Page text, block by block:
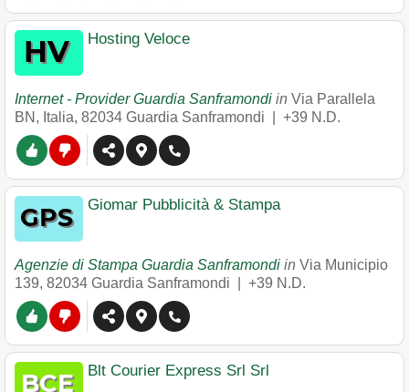
Hosting Veloce
Internet - Provider Guardia Sanframondi in Via Parallela
BN, Italia, 82034 Guardia Sanframondi +39 N.D.
Giomar Pubblicità & Stampa
Agenzie di Stampa Guardia Sanframondi in Via Municipio
139, 82034 Guardia Sanframondi +39 N.D.
Blt Courier Express Srl Srl